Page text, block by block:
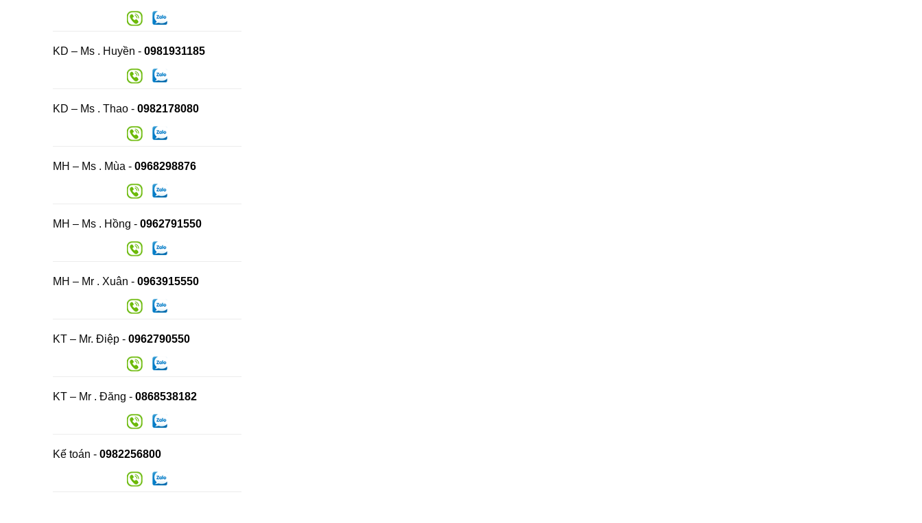
KD – Ms . Huyền - 0981931185
KD – Ms . Thao - 0982178080
MH – Ms . Mùa - 0968298876
MH – Ms . Hồng - 0962791550
MH – Mr . Xuân - 0963915550
KT – Mr. Điệp - 0962790550
KT – Mr . Đăng - 0868538182
Kế toán - 0982256800